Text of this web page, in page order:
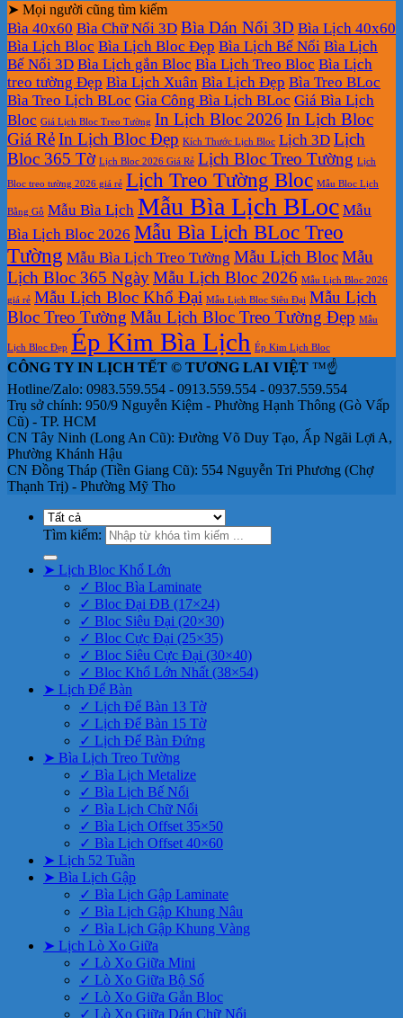
➤ Mọi người cũng tìm kiếm
Bìa 40x60 Bìa Chữ Nổi 3D Bìa Dán Nổi 3D Bìa Lịch 40x60
Bìa Lịch Bloc Bìa Lịch Bloc Đẹp Bìa Lịch Bế Nổi Bìa Lịch
Bế Nổi 3D Bìa Lịch gắn Bloc Bìa Lịch Treo Bloc Bìa Lịch
treo tường Đẹp Bìa Lịch Xuân Bìa Lịch Đẹp Bìa Treo BLoc
Bìa Treo Lịch BLoc Gia Công Bìa Lịch BLoc Giá Bìa Lịch
Bloc Giá Lịch Bloc Treo Tường In Lịch Bloc 2026 In Lịch Bloc
Giá RẻIn Lịch Bloc Đẹp Kích Thước Lịch Bloc Lịch 3D Lịch
Bloc 365 Tờ Lịch Bloc 2026 Giá Rẻ Lịch Bloc Treo Tường Lịch
Bloc treo tường 2026 giá rẻ Lịch Treo Tường Bloc Mẫu Bloc Lịch
Bằng Gỗ Mẫu Bìa Lịch Mẫu Bìa Lịch BLoc Mẫu
Bìa Lịch Bloc 2026 Mẫu Bìa Lịch BLoc Treo
Tường Mẫu Bìa Lịch Treo Tường Mẫu Lịch BlocMẫu
Lịch Bloc 365 NgàyMẫu Lịch Bloc 2026 Mẫu Lịch Bloc 2026
giá rẻ Mẫu Lịch Bloc Khổ Đại Mẫu Lịch Bloc Siêu Đại Mẫu Lịch
Bloc Treo Tường Mẫu Lịch Bloc Treo Tường Đẹp Mẫu
Lịch Bloc Đẹp Ép Kim Bìa Lịch Ép Kim Lịch Bloc
CÔNG TY IN LỊCH TẾT © TƯƠNG LAI VIỆT ™☝️
Hotline/Zalo: 0983.559.554 - 0913.559.554 - 0937.559.554
Trụ sở chính: 950/9 Nguyễn Kiệm - Phường Hạnh Thông (Gò Vấp
Cũ) - TP. HCM
CN Tây Ninh (Long An Cũ): Đường Võ Duy Tạo, Ấp Ngãi Lợi A,
Phường Khánh Hậu
CN Đồng Tháp (Tiền Giang Cũ): 554 Nguyễn Tri Phương (Chợ
Thạnh Trị) - Phường Mỹ Tho
Tìm kiếm:
➤ Lịch Bloc Khổ Lớn
✓ Bloc Bìa Laminate
✓ Bloc Đại ĐB (17×24)
✓ Bloc Siêu Đại (20×30)
✓ Bloc Cực Đại (25×35)
✓ Bloc Siêu Cực Đại (30×40)
✓ Bloc Khổ Lớn Nhất (38×54)
➤ Lịch Để Bàn
✓ Lịch Để Bàn 13 Tờ
✓ Lịch Để Bàn 15 Tờ
✓ Lịch Để Bàn Đứng
➤ Bìa Lịch Treo Tường
✓ Bìa Lịch Metalize
✓ Bìa Lịch Bế Nổi
✓ Bìa Lịch Chữ Nổi
✓ Bìa Lịch Offset 35×50
✓ Bìa Lịch Offset 40×60
➤ Lịch 52 Tuần
➤ Bìa Lịch Gập
✓ Bìa Lịch Gập Laminate
✓ Bìa Lịch Gập Khung Nâu
✓ Bìa Lịch Gập Khung Vàng
➤ Lịch Lò Xo Giữa
✓ Lò Xo Giữa Mini
✓ Lò Xo Giữa Bộ Số
✓ Lò Xo Giữa Gắn Bloc
✓ Lò Xo Giữa Dán Chữ Nổi